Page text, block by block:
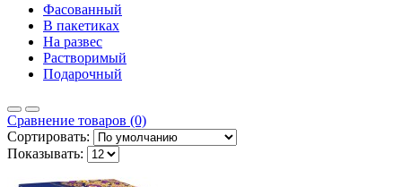
Фасованный
В пакетиках
На развес
Растворимый
Подарочный
Сравнение товаров (0)
Сортировать:
Показывать: